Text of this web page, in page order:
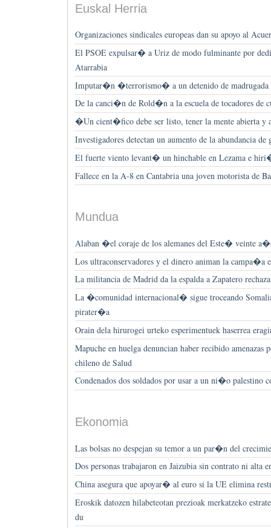
Euskal Herria
Organizaciones sindicales europeas dan su apoyo al
El PSOE expulsar� a Uriz de modo fulminante por
Atarrabia
Imputar�n �terrorismo� a un detenido de madrugada
De la canci�n de Rold�n a la escuela de tocadores de
�Un cient�fico debe ser listo, tener la mente abierta y
Investigadores detectan un aumento de la abundancia de
El fuerte viento levant� un hinchable en Lezama e
Fallece en la A-8 en Cantabria una joven motorista de
Mundua
Alaban �el coraje de los alemanes del Este� veinte
Los ultraconservadores y el dinero animan la campa�a
La militancia de Madrid da la espalda a Zapatero
La �comunidad internacional� sigue troceando
pirater�a
Orain dela hirurogei urteko esperimentuek haserrea
Mapuche en huelga denuncian haber recibido amenazas
chileno de Salud
Condenados dos soldados por usar a un ni�o palestino
Ekonomia
Las bolsas no despejan su temor a un par�n del
Dos personas trabajaron en Jaizubia sin contrato ni alta
China asegura que apoyar� al euro si la UE elimina
Eroskik datozen hilabeteotan prezioak merkatzeko
du